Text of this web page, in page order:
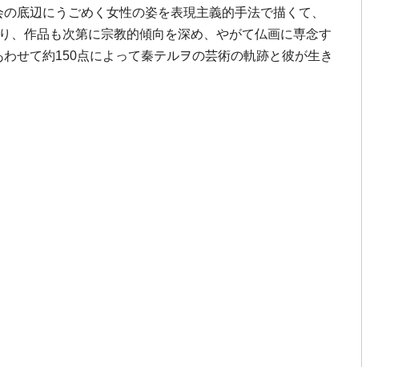
底辺にうごめく女性の姿を表現主義的手法で描くて、
、作品も次第に宗教的傾向を深め、やがて仏画に専念す
せて約150点によって秦テルヲの芸術の軌跡と彼が生き